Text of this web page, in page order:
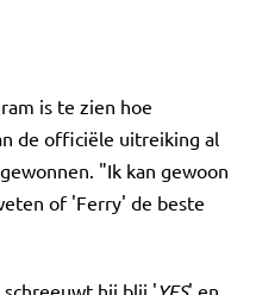
is te zien hoe
de officiële uitreiking al
"Ik kan gewoon
of 'Ferry' de beste
hij blij '
' en